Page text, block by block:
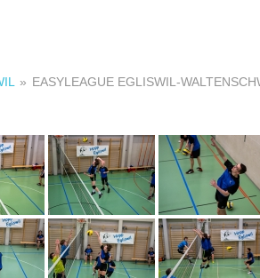
» EASYLEAGUE EGLISWIL-